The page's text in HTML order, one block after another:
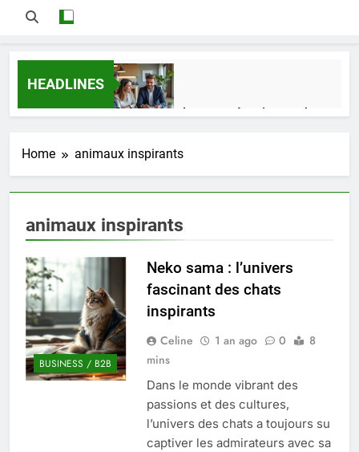
HEADLINES
Guide complet pour réussir un achat
2 Semaines Ago
impact dans le domaine médical
4 Mois Ago
Quel est le salaire de Myriam Seurat en
2025 ?
4 Mois Ago
Okrami : comprendre ses
fonctionnalités clés et avantages
4 Mois Ago
Home animaux inspirants
animaux inspirants
BUSINESS / B2B
Neko sama : l’univers
fascinant des chats
inspirants
Celine 1 an ago 0
8
mins
Dans le monde vibrant des
passions et des cultures,
l’univers des chats a toujours su
captiver les admirateurs avec sa